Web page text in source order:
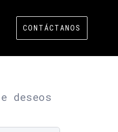
CONTÁCTANOS
deseos